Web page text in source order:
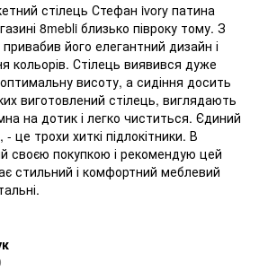
стілець Стефан ivory патина
8mebli близько півроку тому. З
його елегантний дизайн і
кольорів. Стілець виявився дуже
висоту, а сидіння досить
виготовлений стілець, виглядають
на дотик і легко чиститься. Єдиний
це трохи хиткі підлокітники. В
своєю покупкою і рекомендую цей
стильний і комфортний меблевий